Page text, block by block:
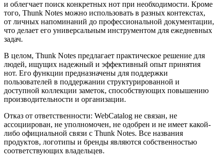
и облегчает поиск конкретных нот при необходимости. Кроме
того, Thunk Notes можно использовать в разных контекстах,
от личных напоминаний до профессиональной документации,
что делает его универсальным инструментом для ежедневных
задач.
В целом, Thunk Notes предлагает практическое решение для
людей, ищущих надежный и эффективный опыт принятия
нот. Его функции предназначены для поддержки
пользователей в поддержании структурированной и
доступной коллекции заметок, способствующих повышению
производительности и организации.
Отказ от ответственности: WebCatalog не связан, не
ассоциирован, не уполномочен, не одобрен и не имеет какой-
либо официальной связи с Thunk Notes. Все названия
продуктов, логотипы и бренды являются собственностью
соответствующих владельцев.